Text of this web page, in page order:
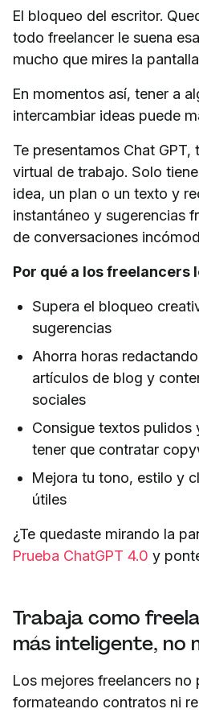
El bloqueo del escritor.
todo freelancer le suena
mucho que mires la
En momentos así, tener a
intercambiar ideas puede
Te presentamos Chat
virtual de trabajo. Solo
idea, un plan o un texto y
instantáneo y sugerencias
de conversaciones
Por qué a los freelancers
Supera el bloqueo
sugerencias
Ahorra horas
artículos de blog y
sociales
Consigue textos pulidos
tener que contratar
Mejora tu tono, estilo y
útiles
¿Te quedaste mirando la
Prueba ChatGPT 4.0 y
Trabaja como
más inteligente, no
Los mejores freelancers no
formateando contratos ni